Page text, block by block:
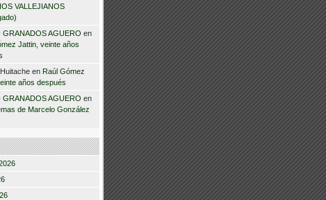
VALLEJIANOS
GRANADOS AGUERO en
Jattin, veinte años
en Raúl Gómez
años después
GRANADOS AGUERO en
de Marcelo González